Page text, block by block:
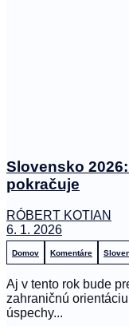
Slovensko
pokračuje
RÓBERT KOTIAN
6. 1. 2026
Domov Komentáre
Aj v tento rok bude
zahraničnú
úspechy...